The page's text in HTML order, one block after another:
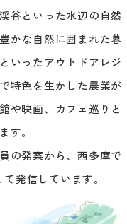
谷といった水辺の自然
かな自然に囲まれた暮
いったアウトドアレジ
特色を生かした農業が
や映画、カフェ巡りと
す。
の発案から、西多摩で
発信しています。